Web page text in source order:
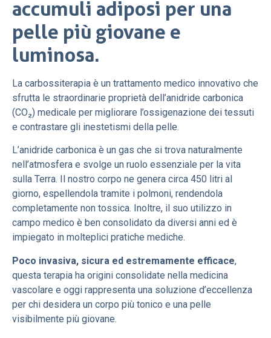
accumuli adiposi per una
pelle più giovane e
luminosa.
La carbossiterapia è un trattamento medico innovativo che
sfrutta le straordinarie proprietà dell’anidride carbonica
(CO₂) medicale per migliorare l’ossigenazione dei tessuti
e contrastare gli inestetismi della pelle.
L’anidride carbonica è un gas che si trova naturalmente
nell’atmosfera e svolge un ruolo essenziale per la vita
sulla Terra. Il nostro corpo ne genera circa 450 litri al
giorno, espellendola tramite i polmoni, rendendola
completamente non tossica. Inoltre, il suo utilizzo in
campo medico è ben consolidato da diversi anni ed è
impiegato in molteplici pratiche mediche.
Poco invasiva, sicura ed estremamente efficace,
questa terapia ha origini consolidate nella medicina
vascolare e oggi rappresenta una soluzione d’eccellenza
per chi desidera un corpo più tonico e una pelle
visibilmente più giovane.